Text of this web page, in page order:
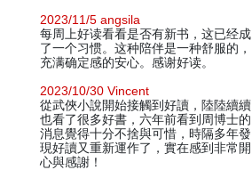
2023/11/5 angsila
每周上好读看看是否有新书，这已经成
了一个习惯。这种陪伴是一种舒服的，
充满确定感的安心。感谢好读。
2023/10/30 Vincent
從武俠小說開始接觸到好讀，陸陸續續
也看了很多好書，六年前看到周博士的
消息覺得十分不捨與可惜，時隔多年發
現好讀又重新運作了，實在感到非常開
心與感謝！